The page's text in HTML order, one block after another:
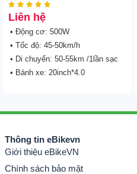
    
Liên hệ
• Động cơ: 500W
• Tốc độ: 45-50km/h
• Di chuyển: 50-55km /1lần sạc
• Bánh xe: 20inch*4.0
Thông tin eBikevn
Giới thiệu eBikeVN
Chính sách bảo mật